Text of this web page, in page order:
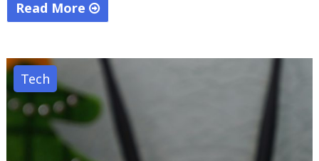
Read More
vyzerá
tak,
ako
Tech